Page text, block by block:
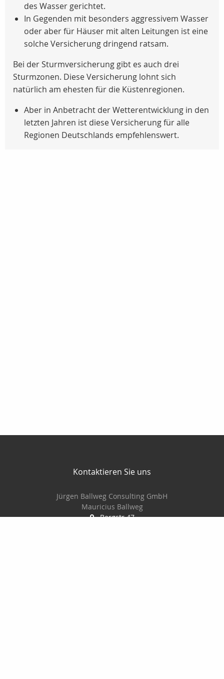
des Wasser gerichtet.
In Gegenden mit besonders aggressivem Wasser
oder aber für Häuser mit alten Leitungen ist eine
solche Versicherung dringend ratsam.
Bei der Sturmversicherung gibt es auch drei
Sturmzonen. Diese Versicherung lohnt sich
natürlich am ehesten für die Küstenregionen.
Aber in Anbetracht der Wetterentwicklung in den
letzten Jahren ist diese Versicherung für alle
Regionen Deutschlands empfehlenswert.
Kontaktieren Sie uns
Jürgen Ballweg Consulting GmbH
Mauricius Ballweg
Bergstr.47